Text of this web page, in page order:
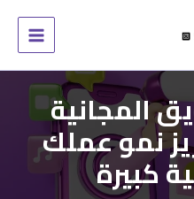
المجانية
نمو عملك
كبيرة